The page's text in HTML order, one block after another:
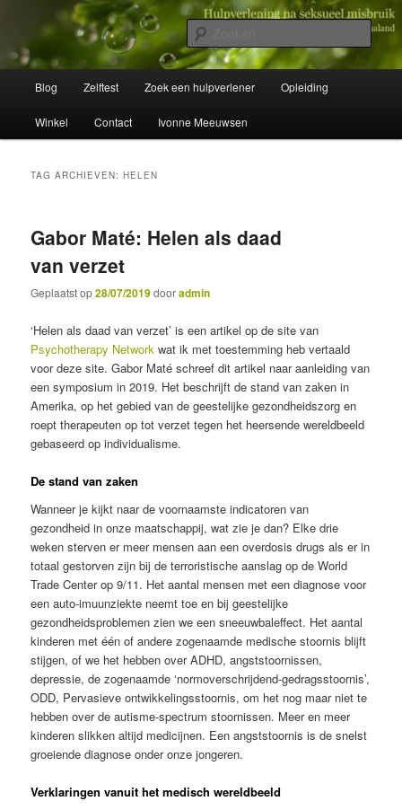
primaire
secundaireHulpverlening na seksueel misbruik
Wegwijzer in Traumaland
Blog Zelftest Zoek een hulpverlener Opleiding
Winkel Contact Ivonne Meeuwsen
TAG ARCHIEVEN:HELEN
Gabor Maté: Helen als daad
van verzet
Geplaatst op28/07/2019dooradmin
‘Helen als daad van verzet’ is een artikel op de site van
Psychotherapy Network wat ik met toestemming heb vertaald
voor deze site. Gabor Maté schreef dit artikel naar aanleiding van
een symposium in 2019. Het beschrijft de stand van zaken in
Amerika, op het gebied van de geestelijke gezondheidszorg en
roept therapeuten op tot verzet tegen het heersende wereldbeeld
gebaseerd op individualisme.
De stand van zaken
Wanneer je kijkt naar de voornaamste indicatoren van
gezondheid in onze maatschappij, wat zie je dan? Elke drie
weken sterven er meer mensen aan een overdosis drugs als er in
totaal gestorven zijn bij de terroristische aanslag op de World
Trade Center op 9/11. Het aantal mensen met een diagnose voor
een auto-imuunziekte neemt toe en bij geestelijke
gezondheidsproblemen zien we een sneeuwbaleffect. Het aantal
kinderen met één of andere zogenaamde medische stoornis blijft
stijgen, of we het hebben over ADHD, angststoornissen,
depressie, de zogenaamde ‘nor­mo­ver­schrij­dend-gedragsstoornis’,
ODD, Pervasieve ontwikkelingsstoornis, om het nog maar niet te
hebben over de autisme-spectrum stoornissen. Meer en meer
kinderen slikken altijd medicijnen. Een angststoornis is de snelst
groeiende diagnose onder onze jongeren.
Verklaringen vanuit het medisch wereldbeeld